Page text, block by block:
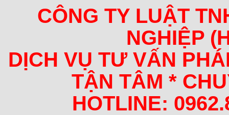
CÔNG TY LUẬT
NGHIỆP
DỊCH VỤ TƯ VẤN
TẬN TÂM *
HOTLINE: